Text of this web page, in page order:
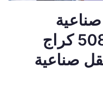
الجهراء 50805535 كراج
صناعية